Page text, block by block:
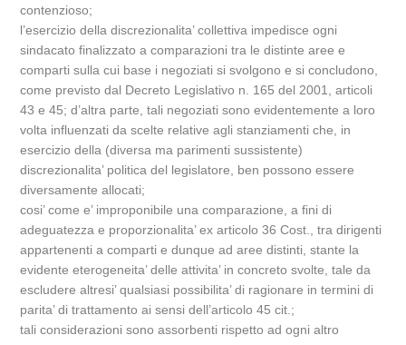
contenzioso;
l’esercizio della discrezionalita’ collettiva impedisce ogni
sindacato finalizzato a comparazioni tra le distinte aree e
comparti sulla cui base i negoziati si svolgono e si concludono,
come previsto dal Decreto Legislativo n. 165 del 2001, articoli
43 e 45; d’altra parte, tali negoziati sono evidentemente a loro
volta influenzati da scelte relative agli stanziamenti che, in
esercizio della (diversa ma parimenti sussistente)
discrezionalita’ politica del legislatore, ben possono essere
diversamente allocati;
cosi’ come e’ improponibile una comparazione, a fini di
adeguatezza e proporzionalita’ ex articolo 36 Cost., tra dirigenti
appartenenti a comparti e dunque ad aree distinti, stante la
evidente eterogeneita’ delle attivita’ in concreto svolte, tale da
escludere altresi’ qualsiasi possibilita’ di ragionare in termini di
parita’ di trattamento ai sensi dell’articolo 45 cit.;
tali considerazioni sono assorbenti rispetto ad ogni altro